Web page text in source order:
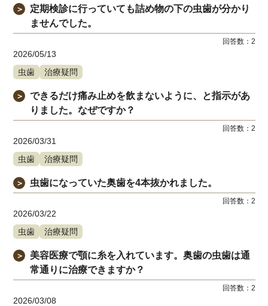
＞
定期検診に行っていても詰め物の下の虫歯が分かり
ませんでした。
回答数： 2
2026/05/13
虫歯
治療疑問
＞
できるだけ痛み止めを飲まないように、と指示があ
りました。なぜですか？
回答数： 2
2026/03/31
虫歯
治療疑問
＞ 虫歯になっていた奥歯を4本抜かれました。
回答数： 2
2026/03/22
虫歯
治療疑問
＞
美容医療で顎に糸を入れています。奥歯の虫歯は通
常通りに治療できますか？
回答数： 2
2026/03/08